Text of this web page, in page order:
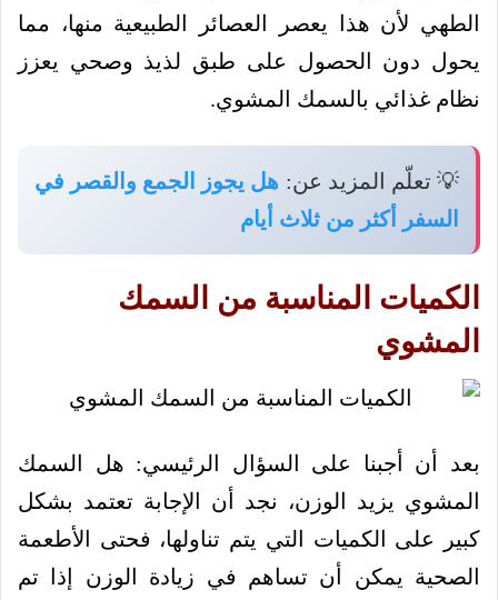
الطهي لأن هذا يعصر العصائر الطبيعية منها، مما
يحول دون الحصول على طبق لذيذ وصحي يعزز
نظام غذائي بالسمك المشوي.
💡 تعلّم المزيد عن: هل يجوز الجمع والقصر في
السفر أكثر من ثلاث أيام
الكميات المناسبة من السمك
المشوي
بعد أن أجبنا على السؤال الرئيسي: هل السمك
المشوي يزيد الوزن، نجد أن الإجابة تعتمد بشكل
كبير على الكميات التي يتم تناولها، فحتى الأطعمة
الصحية يمكن أن تساهم في زيادة الوزن إذا تم